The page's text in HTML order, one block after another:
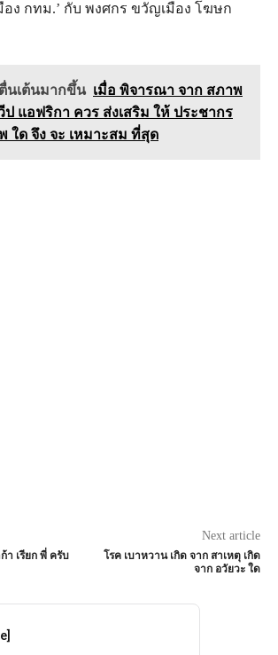
อง กทม.’ กับ พงศกร ขวัญเมือง โฆษก
นเต้นมากขึ้น เมื่อ พิจารณา จาก สภาพ
แอฟริกา ควร ส่งเสริม ให้ ประชากร
ใด จึง จะ เหมาะสม ที่สุด
า เรียก พี่ ครับ
Next article
โรค เบาหวาน เกิด จาก สาเหตุ เกิด
จาก อวัยวะ ใด